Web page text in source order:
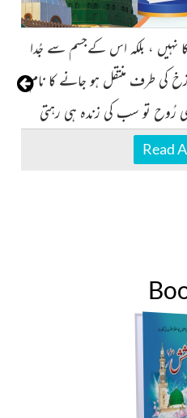
نہیں ، بلکہ اس کےجسم سے جُدا
کی طرف منتقل ہو جانے کا نام
بھی رُوح تو سب کی زندہ ہی رہتی
Read